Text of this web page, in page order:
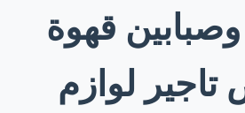
قهوة
تاجير لوازم